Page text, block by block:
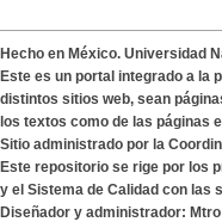
Hecho en México. Universidad
Este es un portal integrado a la
distintos sitios web, sean
los textos como de las
Sitio administrado por la
Este repositorio se rige por los
y el Sistema de Calidad con las
Diseñador y administrador: